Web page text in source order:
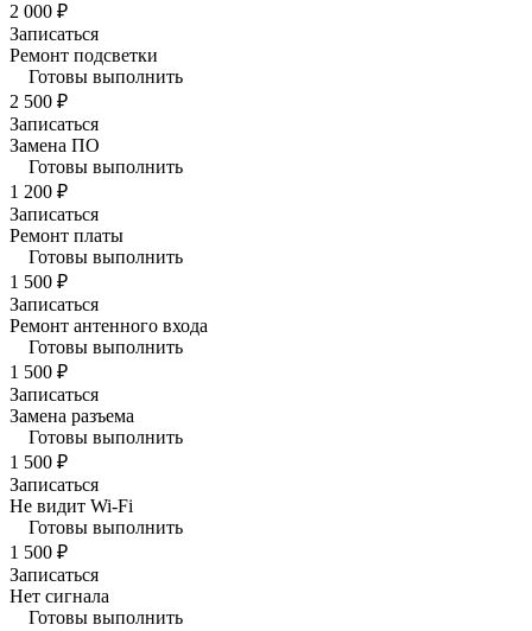
2 000 ₽
Записаться
Ремонт подсветки
Готовы выполнить
2 500 ₽
Записаться
Замена ПО
Готовы выполнить
1 200 ₽
Записаться
Ремонт платы
Готовы выполнить
1 500 ₽
Записаться
Ремонт антенного входа
Готовы выполнить
1 500 ₽
Записаться
Замена разъема
Готовы выполнить
1 500 ₽
Записаться
Не видит Wi-Fi
Готовы выполнить
1 500 ₽
Записаться
Нет сигнала
Готовы выполнить